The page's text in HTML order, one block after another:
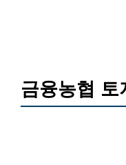
금융농협 토